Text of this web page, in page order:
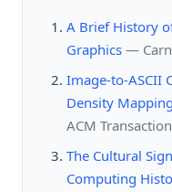
A Brief History
Graphics —
Image-to-ASCII
Density
ACM
The Cultural
Computing